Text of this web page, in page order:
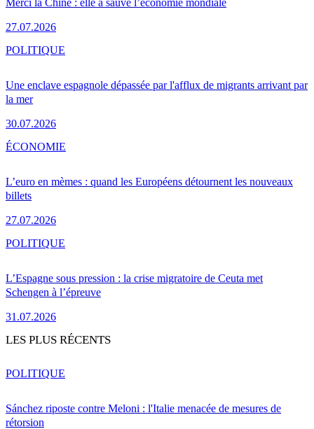
27.07.2026
Une enclave espagnole dépassée par l'afflux de migrants arrivant par
la mer
30.07.2026
POLITIQUE
L’euro en mèmes : quand les Européens détournent les nouveaux
billets
27.07.2026
ÉCONOMIE
L’Espagne sous pression : la crise migratoire de Ceuta met
Schengen à l’épreuve
31.07.2026
POLITIQUE
LES PLUS RÉCENTS
Sánchez riposte contre Meloni : l'Italie menacée de mesures de
rétorsion
POLITIQUE